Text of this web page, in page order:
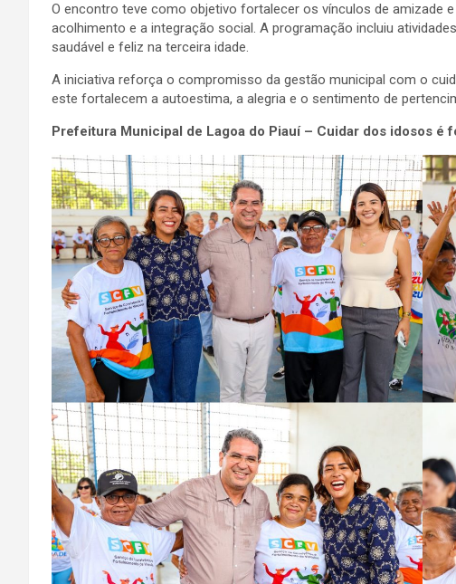
O encontro teve como objetivo fortalecer os vínculos de amizade
acolhimento e a integração social. A programação incluiu
saudável e feliz na terceira idade.
A iniciativa reforça o compromisso da gestão municipal com o
este fortalecem a autoestima, a alegria e o sentimento de
Prefeitura Municipal de Lagoa do Piauí – Cuidar dos idosos é